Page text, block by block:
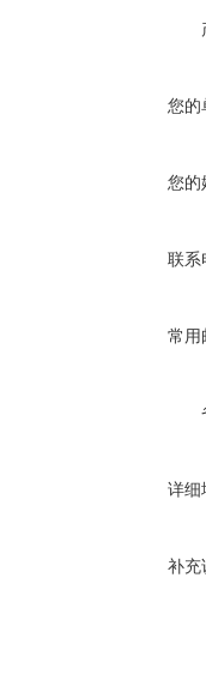
您的
您的
联系
常用
详细
补充